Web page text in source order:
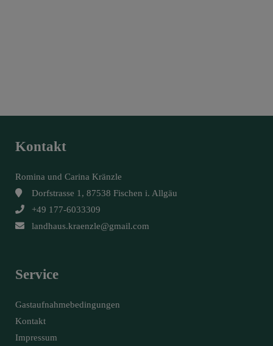
Kontakt
Romina und Carina Kränzle
Dorfstrasse 1, 87538 Fischen i. Allgäu
+49 177-6033309​
landhaus.kraenzle@gmail.com
Service
Gastaufnahmebedingungen
Kontakt
Impressum